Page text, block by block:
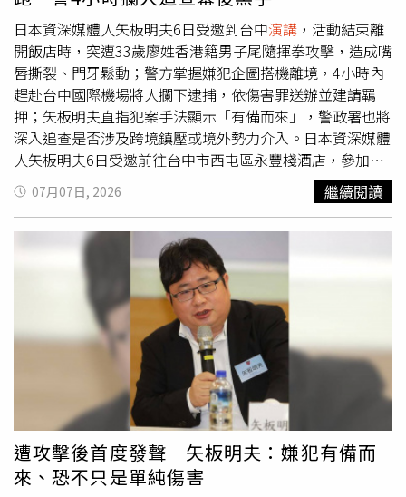
長蔡宏圖於7月1日登場的「國泰永續金融暨氣候變遷高峰論
壇」發表演講 ，今年則未現身，當天則見金控總經理李長庚
率領旗下五大子公司總經理、發言人，一字排開集體向社會
大眾90度鞠躬致歉，並說明蔡宏圖對此事件的重要指示，係
為國泰金首度在媒體公開事件來龍去脈。從1月到7月，將近
半年的時間，國泰金獲利頻創新高，股價創紀錄破百元逼近
120元；6月12日蔡宏圖、蔡宗翰父子首度同框出席股東會
台上，讓外界對焦三代接班身影與成績；3天後，認賠「近
10億天價」烏龍事件露出端倪，直至7月1日，股民們更加
瞭解是哪個環節出了狀況，導致申報系統失靈。CTWANT調
查，事件爆發後，引爆網民、投資人在PTT、Dcard討論，
媒體天天報導，金管會檢查局6月22日進駐國泰投信，並於
7月2日擴大兵分六路進駐金控及銀行、壽險、產險、證券等
子公司，實地檢查至8日，檢查局長賴欣國強調「視情況不
排除延長」。金管會主委彭金隆已於立法院財委會承諾，在
7月8日實地金檢結束後的7天內，即7月15日前後，金管會
將對外進行進一步的案情說明與初步調查發現。
日本資深媒體人矢板明夫6日受邀到台中演講 ，活動結束離
開飯店時，突遭33歲廖姓香港籍男子尾隨揮拳攻擊，造成嘴
唇撕裂、門牙鬆動；警方掌握嫌犯企圖搭機離境，4小時內
趕赴台中國際機場將人攔下逮捕，依傷害罪送辦並建請羈
押；矢板明夫直指犯案手法顯示「有備而來」，警政署也將
深入追查是否涉及跨境鎮壓或境外勢力介入。日本資深媒體
人矢板明夫6日受邀前往台中市西屯區永豐棧酒店，參加春
雨文教基金會舉辦的營隊並擔任講師，未料中午活動結束離
開飯店時，遭一名黑衣男子尾隨，趁其不備朝臉部揮拳攻
擊，造成嘴角流血受傷，現場一度引發騷動。台中市警察局
第六分局獲報後立即成立專案小組，調閱周邊監視器追查嫌
犯行蹤，迅速鎖定33歲廖姓香港籍男子涉有重嫌，並研判其
犯案後可能搭機離境，隨即報請台中地檢署檢察官指揮偵
辦。警方掌握廖男已前往台中國際機場，待檢察官核發拘票
後，會同航警局及移民署展開攔查，於案發約4小時內，在
國際線成功將準備搭機前往韓國釜山的廖男逮捕，當場帶回
偵辦，全案依傷害罪移送，並建請檢方聲請羈押。據了解，
移民署在廖男準備辦理離境時接獲警方通報，立即確認身分
並協助留置，航警與警方完成相關程序後，待拘票核發立即
執行逮捕。內政部長劉世芳7日中午也前往台中國際機場慰
勉第一線執法人員，肯定警方、航警及移民署跨機關合作，
迅速完成查緝。矢板明夫7日透過臉書說明傷勢，表示嘴唇
07月07日, 2026 繼續閱讀
遭攻擊後首度發聲 矢板明夫：嫌犯有備而
來、恐不只是單純傷害